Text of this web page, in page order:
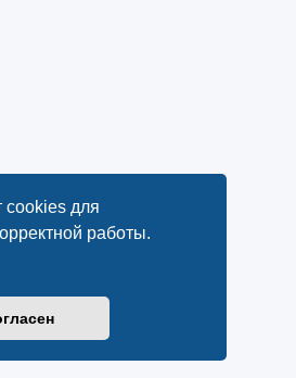
cookies для
работы.